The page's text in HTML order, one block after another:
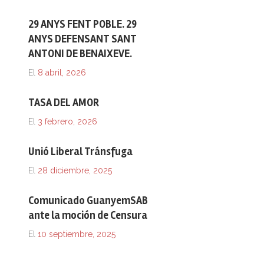
29 ANYS FENT POBLE. 29
ANYS DEFENSANT SANT
ANTONI DE BENAIXEVE.
El 8 abril, 2026
TASA DEL AMOR
El 3 febrero, 2026
Unió Liberal Tránsfuga
El 28 diciembre, 2025
Comunicado GuanyemSAB
ante la moción de Censura
El 10 septiembre, 2025